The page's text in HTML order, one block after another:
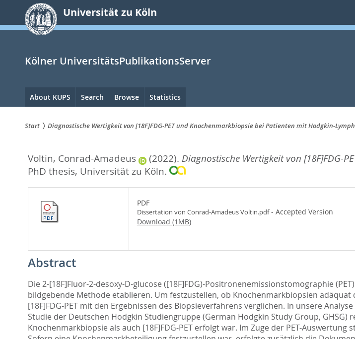
springen
Universität zu Köln
Kölner UniversitätsPublikationsServer
Hauptnavigation
About KUPS Search Browse Statistics
sind
hier:
Start Diagnostische Wertigkeit von [18F]FDG-PET und Knochenmarkbiopsie bei Patienten mit Hodgkin-
Voltin, Conrad-Amadeus (2022). Diagnostische Wertigkeit von [18F]FDG-
PhD thesis, Universität zu Köln.
PDF
Dissertation von Conrad-Amadeus Voltin.pdf- Accepted Version
Download (1MB)
Abstract
Die 2-[18F]Fluor-2-desoxy-D-glucose ([18F]FDG)-Positronenemissionstomographie
bildgebende Methode etablieren. Um festzustellen, ob Knochenmarkbiopsien
[18F]FDG-PET mit den Ergebnissen des Biopsieverfahrens verglichen. In unsere
Studie der Deutschen Hodgkin Studiengruppe (German Hodgkin Study Group,
Knochenmarkbiopsie als auch [18F]FDG-PET erfolgt war. Im Zuge der PET-